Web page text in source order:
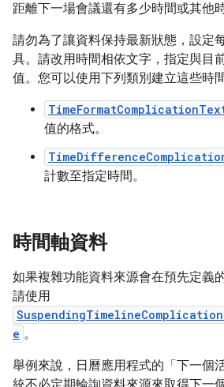
距離下一場會議還有多少時間或其他
請勿為了讓資料保持最新狀態，設定
具。請改用時間相依文字，指定與目
值。您可以使用下列類別建立這些時
值的格式。
計數至指定時間。
時間軸資料
如果複雜功能資料來源會在預先定義
請使用
e 。
舉例來說，日曆應用程式的「下一個